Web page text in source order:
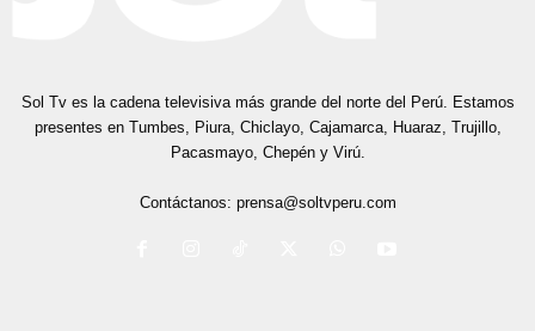
Sol Tv es la cadena televisiva más grande del norte del Perú. Estamos
presentes en Tumbes, Piura, Chiclayo, Cajamarca, Huaraz, Trujillo,
Pacasmayo, Chepén y Virú.
Contáctanos: prensa@soltvperu.com